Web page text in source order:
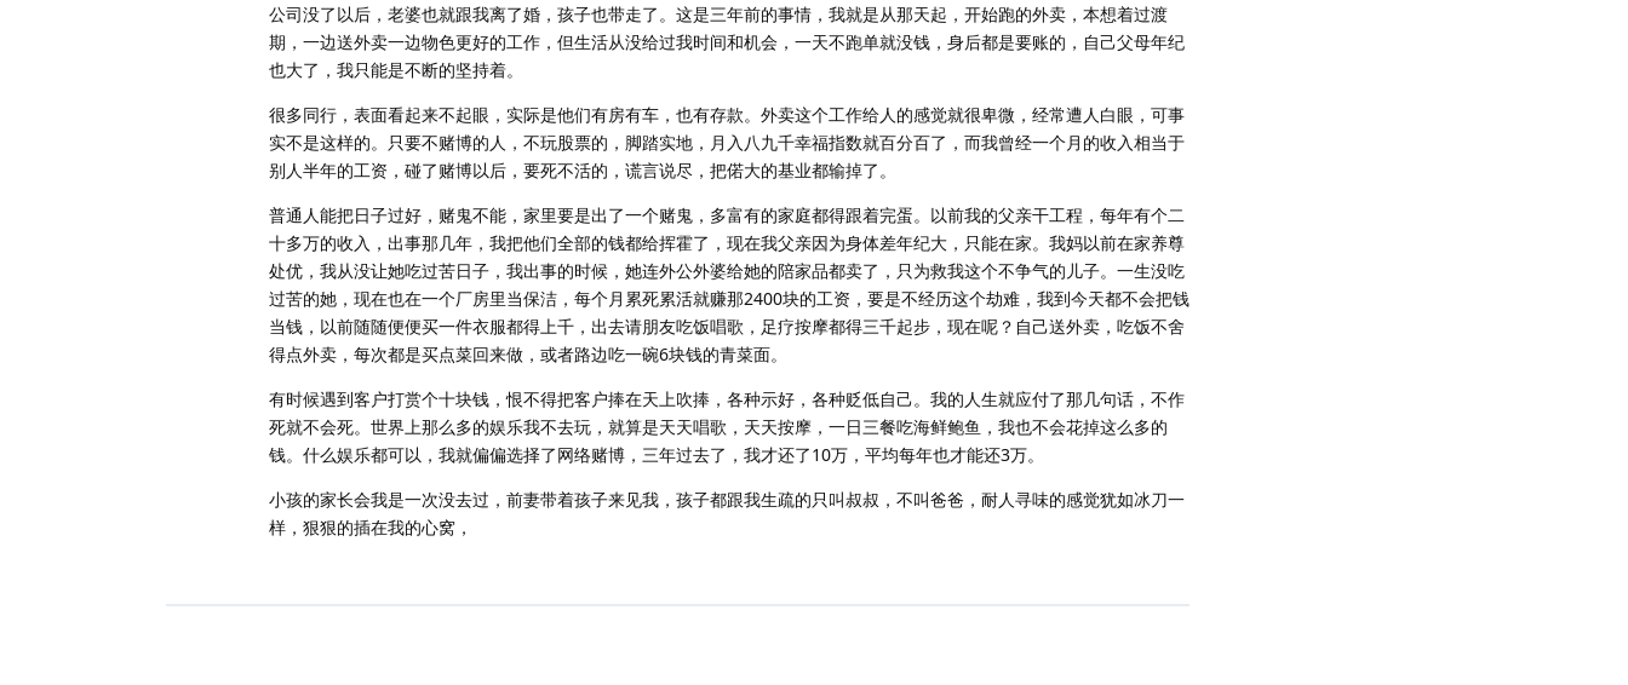
公司没了以后，老婆也就跟我离了婚，孩子也带走了。这是三年前的事情，我就是从那天起，开始跑的外卖，本想着过渡
期，一边送外卖一边物色更好的工作，但生活从没给过我时间和机会，一天不跑单就没钱，身后都是要账的，自己父母年纪
也大了，我只能是不断的坚持着。
很多同行，表面看起来不起眼，实际是他们有房有车，也有存款。外卖这个工作给人的感觉就很卑微，经常遭人白眼，可事
实不是这样的。只要不赌博的人，不玩股票的，脚踏实地，月入八九千幸福指数就百分百了，而我曾经一个月的收入相当于
别人半年的工资，碰了赌博以后，要死不活的，谎言说尽，把偌大的基业都输掉了。
普通人能把日子过好，赌鬼不能，家里要是出了一个赌鬼，多富有的家庭都得跟着完蛋。以前我的父亲干工程，每年有个二
十多万的收入，出事那几年，我把他们全部的钱都给挥霍了，现在我父亲因为身体差年纪大，只能在家。我妈以前在家养尊
处优，我从没让她吃过苦日子，我出事的时候，她连外公外婆给她的陪家品都卖了，只为救我这个不争气的儿子。一生没吃
过苦的她，现在也在一个厂房里当保洁，每个月累死累活就赚那2400块的工资，要是不经历这个劫难，我到今天都不会把钱
当钱，以前随随便便买一件衣服都得上千，出去请朋友吃饭唱歌，足疗按摩都得三千起步，现在呢？自己送外卖，吃饭不舍
得点外卖，每次都是买点菜回来做，或者路边吃一碗6块钱的青菜面。
有时候遇到客户打赏个十块钱，恨不得把客户捧在天上吹捧，各种示好，各种贬低自己。我的人生就应付了那几句话，不作
死就不会死。世界上那么多的娱乐我不去玩，就算是天天唱歌，天天按摩，一日三餐吃海鲜鲍鱼，我也不会花掉这么多的
钱。什么娱乐都可以，我就偏偏选择了网络赌博，三年过去了，我才还了10万，平均每年也才能还3万。
小孩的家长会我是一次没去过，前妻带着孩子来见我，孩子都跟我生疏的只叫叔叔，不叫爸爸，耐人寻味的感觉犹如冰刀一
样，狠狠的插在我的心窝，